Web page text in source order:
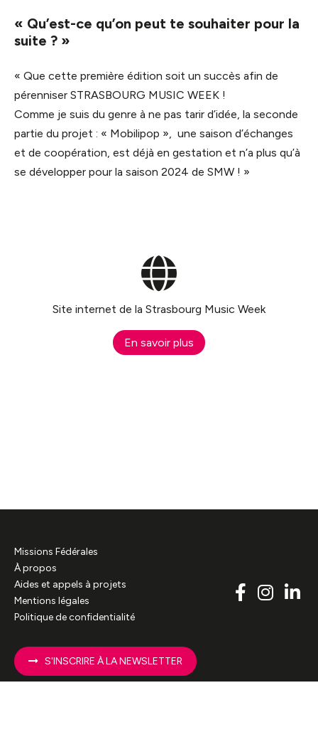
« Qu’est-ce qu’on peut te souhaiter pour la
suite ? »
« Que cette première édition soit un succès afin de
pérenniser STRASBOURG MUSIC WEEK !
Comme je suis du genre à ne pas tarir d’idée, la seconde
partie du projet : « Mobilipop », une saison d’échanges
et de coopération, est déjà en gestation et n’a plus qu’à
se développer pour la saison 2024 de SMW ! »
Site internet de la Strasbourg Music Week
En savoir plus
Missions Fédérales
À propos
Aides et appels à projets
Mentions légales
Politique de confidentialité
S'INSCRIRE À LA NEWSLETTER